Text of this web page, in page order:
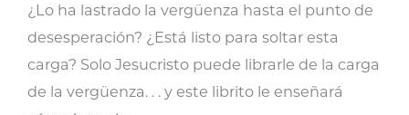
¿Lo ha lastrado la vergüenza hasta el punto de
desesperación? ¿Está listo para soltar esta
carga? Solo Jesucristo puede librarle de la carga
de la vergüenza. . . y este librito le enseñará